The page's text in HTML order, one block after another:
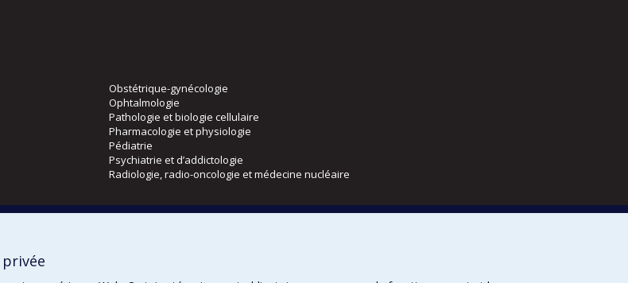
Obstétrique-gynécologie
Ophtalmologie
Pathologie et biologie cellulaire
Pharmacologie et physiologie
Pédiatrie
Psychiatrie et d’addictologie
Radiologie, radio-oncologie et médecine nucléaire